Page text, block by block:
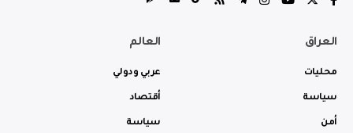
العراق
محليات
سياسة
أمن
العالم
عربي ودولي
أقتصاد
سياسة